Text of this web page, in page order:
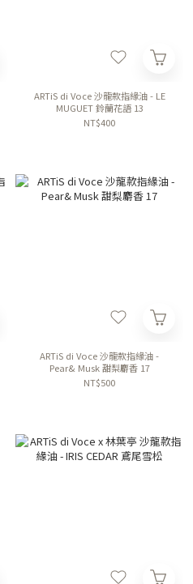
ARTiS di Voce 沙龍款指緣油 - LE
MUGUET 鈴蘭花語 13
NT$400
ARTiS di Voce 沙龍款指緣油 -
Pear& Musk 甜梨麝香 17
NT$500